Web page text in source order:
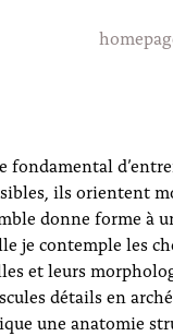
fondamental
ils orientent
donne forme à
je contemple les
et leurs
détails en
une anatomie